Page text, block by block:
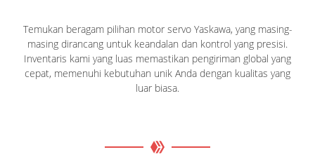
Temukan beragam pilihan motor servo Yaskawa, yang masing-
masing dirancang untuk keandalan dan kontrol yang presisi.
Inventaris kami yang luas memastikan pengiriman global yang
cepat, memenuhi kebutuhan unik Anda dengan kualitas yang
luar biasa.